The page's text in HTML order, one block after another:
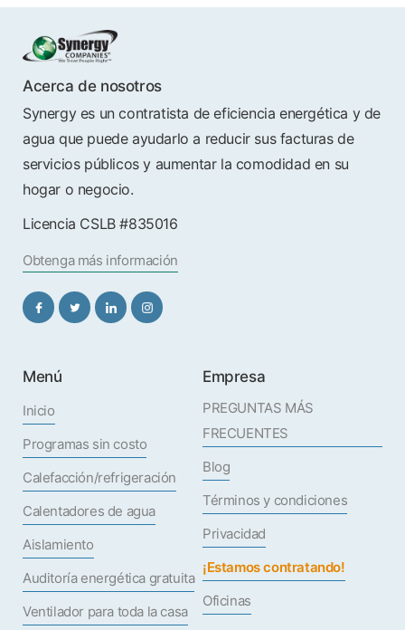
Acerca de nosotros
Synergy es un contratista de eficiencia energética y de
agua que puede ayudarlo a reducir sus facturas de
servicios públicos y aumentar la comodidad en su
hogar o negocio.
Licencia CSLB #835016
Obtenga más información
Menú
Inicio
Programas sin costo
Calefacción/refrigeración
Calentadores de agua
Aislamiento
Auditoría energética gratuita
Ventilador para toda la casa
Empresa
PREGUNTAS MÁS
FRECUENTES
Blog
Términos y condiciones
Privacidad
¡Estamos contratando!
Oficinas